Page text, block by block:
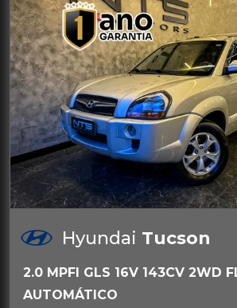
Hyundai Tucson
2.0 MPFI GLS 16V 143CV 2WD
AUTOMÁTICO